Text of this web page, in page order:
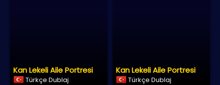
Kan Lekeli Aile Portresi
Türkçe Dublaj
Kan Lekeli Aile Portresi
Türkçe Dublaj